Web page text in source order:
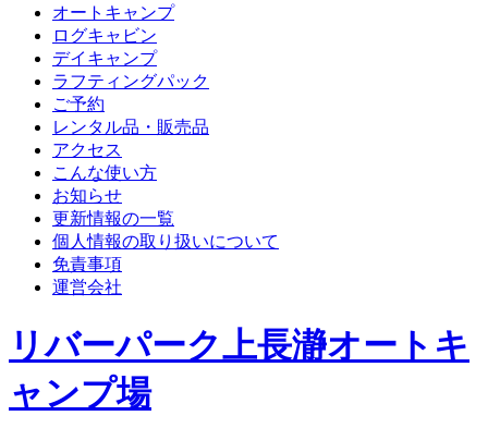
オートキャンプ
ログキャビン
デイキャンプ
ラフティングパック
ご予約
レンタル品・販売品
アクセス
こんな使い方
お知らせ
更新情報の一覧
個人情報の取り扱いについて
免責事項
運営会社
リバーパーク上長瀞オートキ
ャンプ場